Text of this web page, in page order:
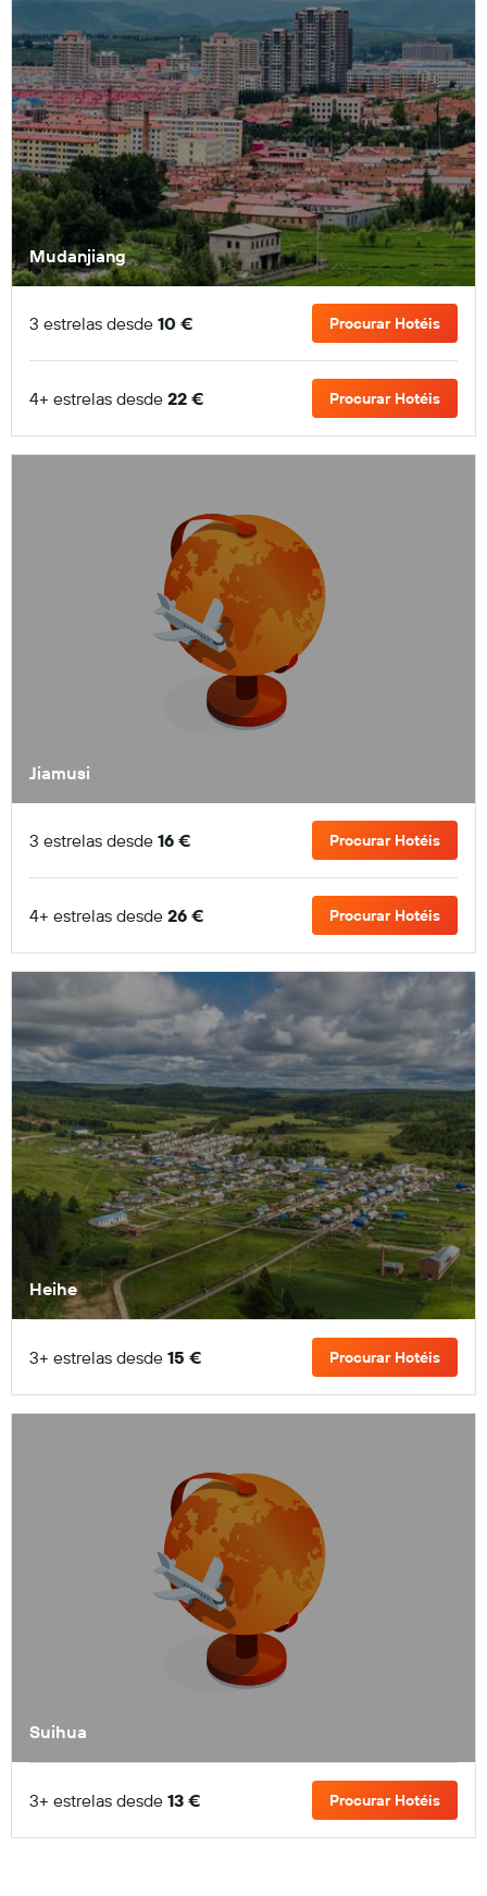
Mudanjiang
3 estrelas desde 10 € Procurar Hotéis
4+ estrelas desde 22 € Procurar Hotéis
Jiamusi
3 estrelas desde 16 € Procurar Hotéis
4+ estrelas desde 26 € Procurar Hotéis
Heihe
3+ estrelas desde 15 € Procurar Hotéis
Suihua
3+ estrelas desde 13 € Procurar Hotéis